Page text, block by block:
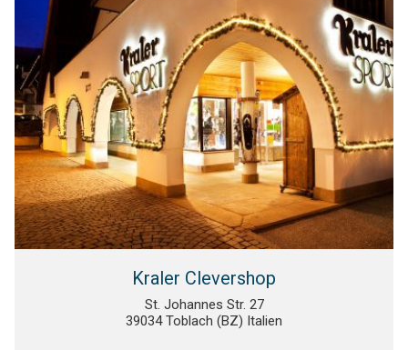
Kraler Clevershop
St. Johannes Str. 27
39034 Toblach (BZ) Italien